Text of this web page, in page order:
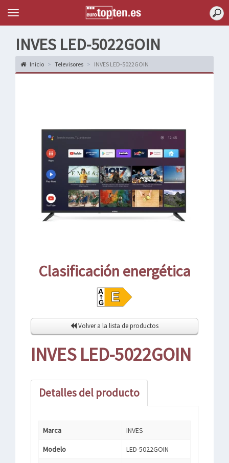
Topten
Menu
INVES LED-5022GOIN
Inicio Televisores INVES LED-5022GOIN
Clasificación energética
Volver a la lista de productos
INVES LED-5022GOIN
Detalles del producto
Marca INVES
Modelo LED-5022GOIN